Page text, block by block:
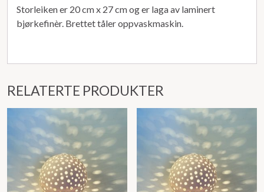
Storleiken er 20 cm x 27 cm og er laga av laminert
bjørkefinèr. Brettet tåler oppvaskmaskin.
RELATERTE PRODUKTER